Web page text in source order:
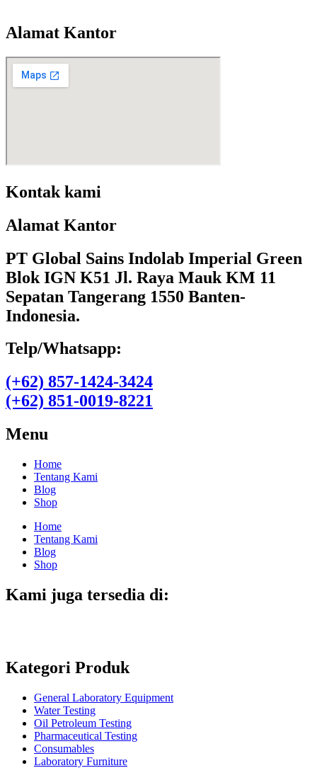
Alamat Kantor
Kontak kami
Alamat Kantor
PT Global Sains Indolab Imperial Green
Blok IGN K51 Jl. Raya Mauk KM 11
Sepatan Tangerang 1550 Banten-
Indonesia.
Telp/Whatsapp:
(+62) 857-1424-3424
(+62) 851-0019-8221​
Menu
Home
Tentang Kami
Blog
Shop
Home
Tentang Kami
Blog
Shop
Kami juga tersedia di:
Kategori Produk
General Laboratory Equipment
Water Testing
Oil Petroleum Testing
Pharmaceutical Testing
Consumables
Laboratory Furniture